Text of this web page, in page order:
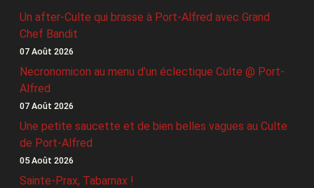
Un after-Culte qui brasse à Port-Alfred avec Grand
Chef Bandit
07 Août 2026
Necronomicon au menu d’un éclectique Culte @ Port-
Alfred
07 Août 2026
Une petite saucette et de bien belles vagues au Culte
de Port-Alfred
05 Août 2026
Sainte-Prax, Tabarnax !